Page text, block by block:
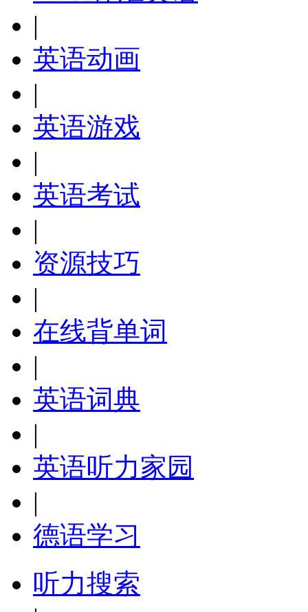
|
英语动画
|
英语游戏
|
英语考试
|
资源技巧
|
在线背单词
|
英语词典
|
英语听力家园
|
德语学习
听力搜索